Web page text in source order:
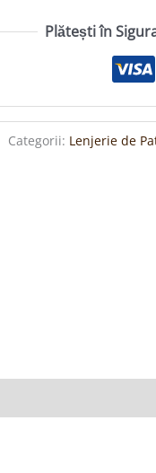
Plătești în
Categorii: Lenjerie de